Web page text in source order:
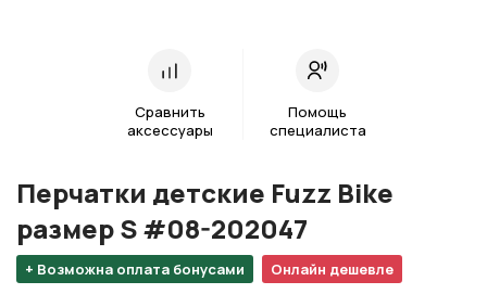
Сравнить
аксессуары
Помощь
специалиста
+ Возможна оплата бонусами Онлайн дешевле
Перчатки детские Fuzz Bike
размер S #08-202047